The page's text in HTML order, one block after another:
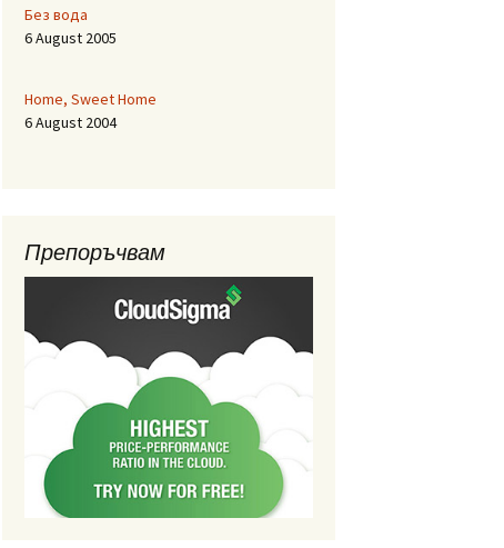
Без вода
6 August 2005
Home, Sweet Home
6 August 2004
Препоръчвам